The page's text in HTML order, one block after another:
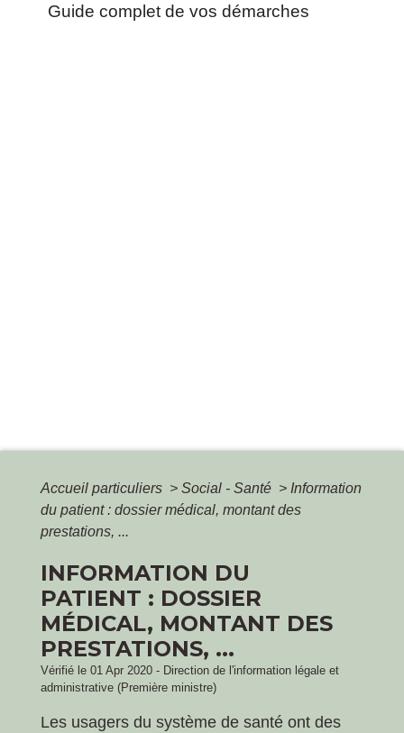
Guide complet de vos démarches
Accueil particuliers > Social - Santé > Information
du patient : dossier médical, montant des
prestations, ...
INFORMATION DU
PATIENT : DOSSIER
MÉDICAL, MONTANT DES
PRESTATIONS, ...
Vérifié le 01 Apr 2020 - Direction de l'information légale et
administrative (Première ministre)
Les usagers du système de santé ont des